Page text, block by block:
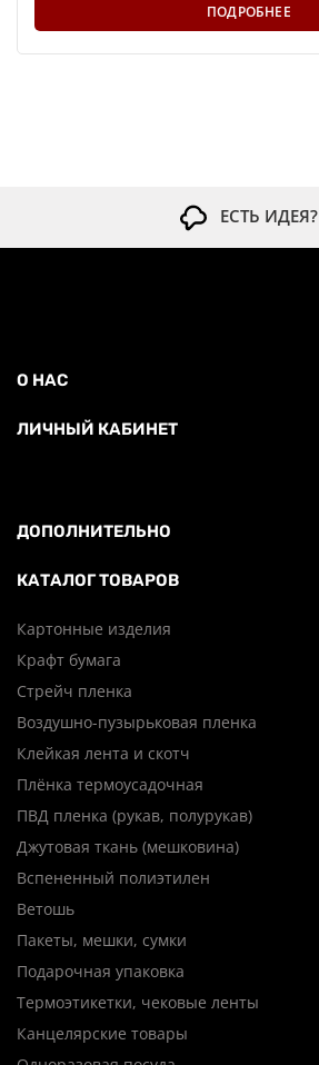
ПОДРОБНЕЕ
ЕСТЬ ИДЕЯ?
О НАС
ЛИЧНЫЙ КАБИНЕТ
ДОПОЛНИТЕЛЬНО
КАТАЛОГ ТОВАРОВ
Картонные изделия
Крафт бумага
Стрейч пленка
Воздушно-пузырьковая пленка
Клейкая лента и скотч
Плёнка термоусадочная
ПВД пленка (рукав, полурукав)
Джутовая ткань (мешковина)
Вспененный полиэтилен
Ветошь
Пакеты, мешки, сумки
Подарочная упаковка
Термоэтикетки, чековые ленты
Канцелярские товары